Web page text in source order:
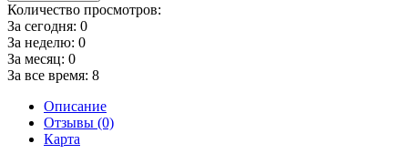
Количество просмотров:
За сегодня: 0
За неделю: 0
За месяц: 0
За все время: 8
Описание
Отзывы (0)
Карта